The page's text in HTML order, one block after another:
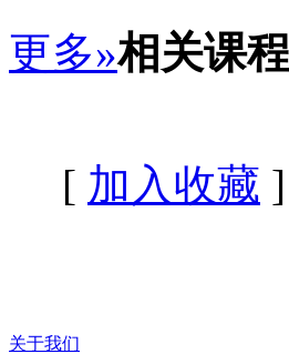
更多»相关课程
[ 加入收藏
关于我们